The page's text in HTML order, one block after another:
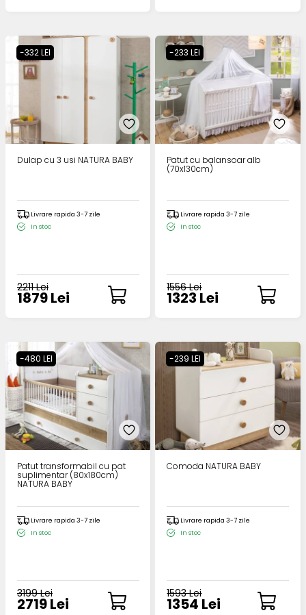
-332 LEI
Dulap cu 3 usi NATURA BABY
Livrare rapida 3-7 zile
In stoc
2211 Lei
1879 Lei
-233 LEI
Patut cu balansoar alb
(70x130cm)
Livrare rapida 3-7 zile
In stoc
1556 Lei
1323 Lei
-480 LEI
Patut transformabil cu pat
suplimentar (80x180cm)
NATURA BABY
Livrare rapida 3-7 zile
In stoc
3199 Lei
2719 Lei
-239 LEI
Comoda NATURA BABY
Livrare rapida 3-7 zile
In stoc
1593 Lei
1354 Lei